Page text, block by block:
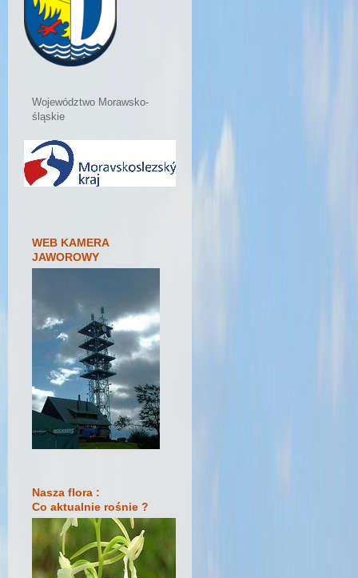
Województwo Morawsko-
śląskie
WEB KAMERA
JAWOROWY
Nasza flora :
Co aktualnie rośnie ?